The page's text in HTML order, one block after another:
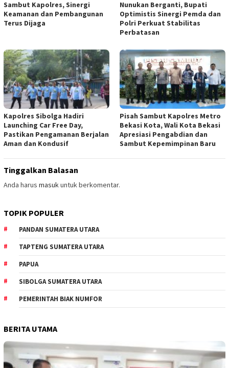
Sambut Kapolres, Sinergi
Keamanan dan Pembangunan
Terus Dijaga
Nunukan Berganti, Bupati
Optimistis Sinergi Pemda dan
Polri Perkuat Stabilitas
Perbatasan
Kapolres Sibolga Hadiri
Launching Car Free Day,
Pastikan Pengamanan Berjalan
Aman dan Kondusif
Pisah Sambut Kapolres Metro
Bekasi Kota, Wali Kota Bekasi
Apresiasi Pengabdian dan
Sambut Kepemimpinan Baru
Tinggalkan Balasan
Anda harus masukuntuk berkomentar.
TOPIK POPULER
PANDAN SUMATERA UTARA
TAPTENG SUMATERA UTARA
PAPUA
SIBOLGA SUMATERA UTARA
PEMERINTAH BIAK NUMFOR
BERITA UTAMA